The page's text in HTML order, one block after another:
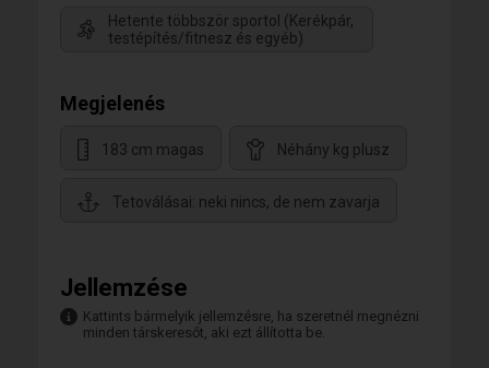
Hetente többször sportol (Kerékpár,
testépítés/fitnesz és egyéb)
Megjelenés
183 cm magas Néhány kg plusz
Tetoválásai: neki nincs, de nem zavarja
Jellemzése
Kattints bármelyik jellemzésre, ha szeretnél megnézni
minden társkeresőt, aki ezt állította be.